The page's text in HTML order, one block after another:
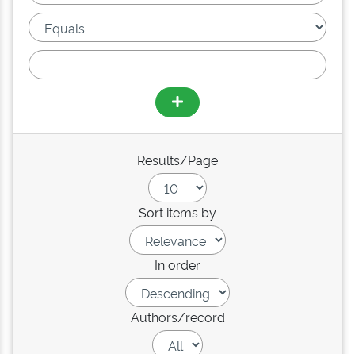
Results/Page
Sort items by
In order
Authors/record